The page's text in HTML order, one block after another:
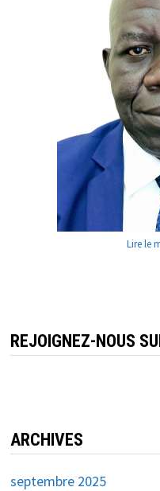
Lire le
REJOIGNEZ-NOUS
ARCHIVES
septembre 2025